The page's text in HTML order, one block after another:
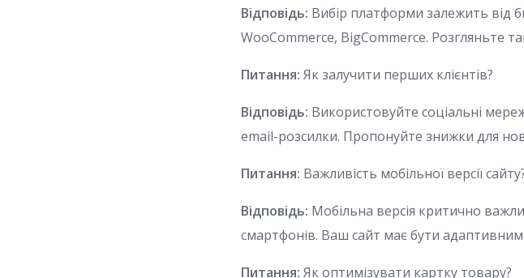
Відповідь: Вибір платформи залежить від
WooCommerce, BigCommerce. Розгляньте
Питання: Як залучити перших клієнтів?
Відповідь: Використовуйте соціальні
email-розсилки. Пропонуйте знижки для
Питання: Важливість мобільної версії
Відповідь: Мобільна версія критично
смартфонів. Ваш сайт має бути
Питання: Як оптимізувати картку товару?